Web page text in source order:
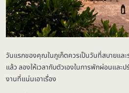
วันแรกของคุณในภูเก็ตควรเป็นวันที่สบายและ
แล้ว ลองให้เวลากับตัวเองในการพักผ่อนและ
งานที่แน่นเอาเรื่อง